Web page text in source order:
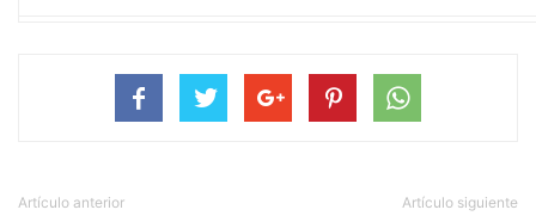
Artículo anterior Artículo siguiente